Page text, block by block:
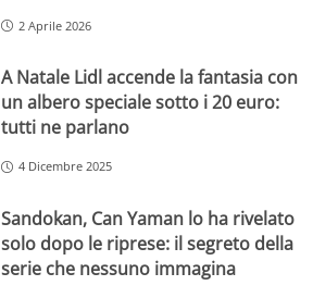
2 Aprile 2026
A Natale Lidl accende la fantasia con
un albero speciale sotto i 20 euro:
tutti ne parlano
4 Dicembre 2025
Sandokan, Can Yaman lo ha rivelato
solo dopo le riprese: il segreto della
serie che nessuno immagina